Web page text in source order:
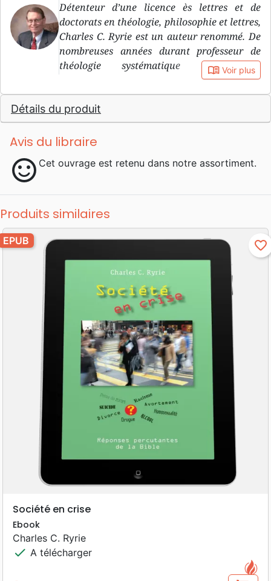
Détenteur d’une licence ès lettres et de
doctorats en théologie, philosophie et lettres,
Charles C. Ryrie est un auteur renommé. De
nombreuses années durant professeur de
théologie systématique au Dallas
Theological Seminary, il en est aujourd’hui
professeur émérite. Il est aussi professeur
associé à la Philadelphia Biblical University.
book_open Voir plus
Détails du produit
Avis du libraire
sentiment_satisfied Cet ouvrage est retenu dans notre assortiment.
Produits similaires
EPUB favorite_border
Société en crise
Ebook
Charles C. Ryrie
check A télécharger